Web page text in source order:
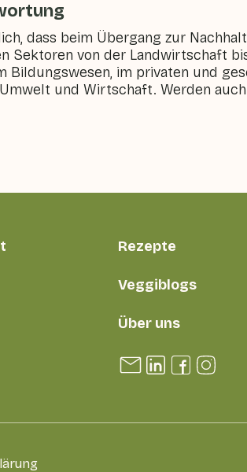
dass beim Übergang zur
Sektoren von der Landwirtschaft
Bildungswesen, im privaten und
und Wirtschaft. Werden
Rezepte
Veggiblogs
Über uns